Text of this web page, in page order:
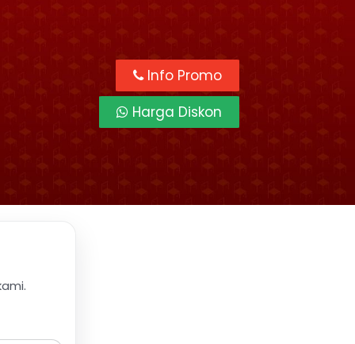
Info Promo
Harga Diskon